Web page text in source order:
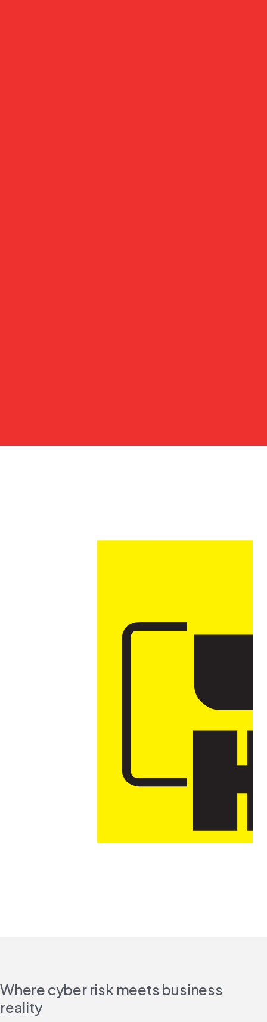
Where cyber risk meets business
reality